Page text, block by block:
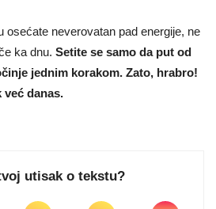
osećate neverovatan pad energije, ne
ka dnu. Setite se samo da put od
jednim korakom. Zato, hrabro!
već danas.
utisak o tekstu?